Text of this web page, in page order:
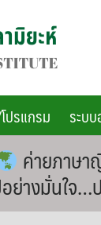
ปรแกรม ระบ
ค่ายภาษ
ย่างมั่นใจ